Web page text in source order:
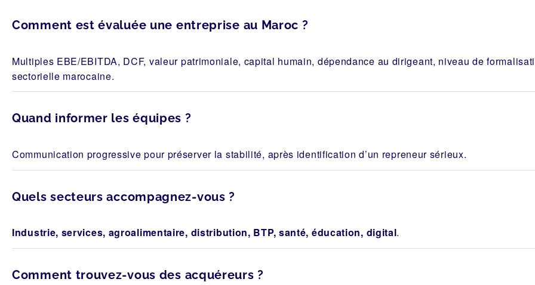
Comment est évaluée une entreprise au Maroc ?
Multiples EBE/EBITDA, DCF, valeur patrimoniale, capital humain, dépendance au dirigeant, niveau de
sectorielle marocaine.
Quand informer les équipes ?
Communication progressive pour préserver la stabilité, après identification d’un repreneur sérieux.
Quels secteurs accompagnez-vous ?
Industrie, services, agroalimentaire, distribution, BTP, santé, éducation, digital.
Comment trouvez-vous des acquéreurs ?